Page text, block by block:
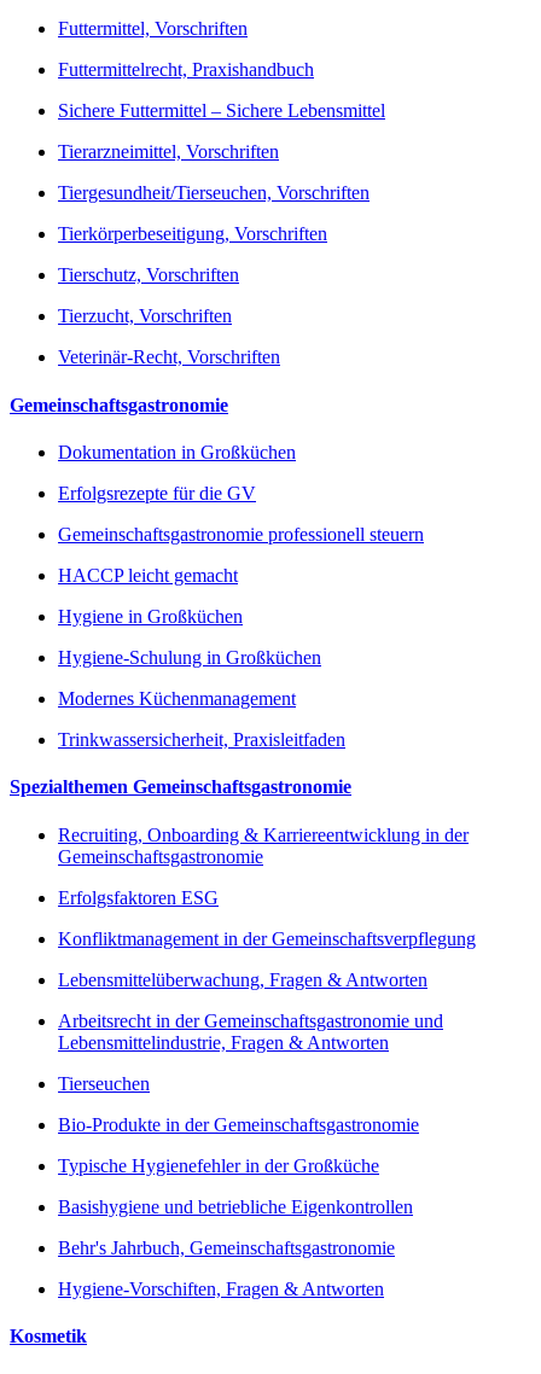
Futtermittel, Vorschriften
Futtermittelrecht, Praxishandbuch
Sichere Futtermittel – Sichere Lebensmittel
Tierarzneimittel, Vorschriften
Tiergesundheit/Tierseuchen, Vorschriften
Tierkörperbeseitigung, Vorschriften
Tierschutz, Vorschriften
Tierzucht, Vorschriften
Veterinär-Recht, Vorschriften
Gemeinschaftsgastronomie
Dokumentation in Großküchen
Erfolgsrezepte für die GV
Gemeinschaftsgastronomie professionell steuern
HACCP leicht gemacht
Hygiene in Großküchen
Hygiene-Schulung in Großküchen
Modernes Küchenmanagement
Trinkwassersicherheit, Praxisleitfaden
Spezialthemen Gemeinschaftsgastronomie
Recruiting, Onboarding & Karriereentwicklung in der
Gemeinschaftsgastronomie
Erfolgsfaktoren ESG
Konfliktmanagement in der Gemeinschaftsverpflegung
Lebensmittelüberwachung, Fragen & Antworten
Arbeitsrecht in der Gemeinschaftsgastronomie und
Lebensmittelindustrie, Fragen & Antworten
Tierseuchen
Bio-Produkte in der Gemeinschaftsgastronomie
Typische Hygienefehler in der Großküche
Basishygiene und betriebliche Eigenkontrollen
Behr's Jahrbuch, Gemeinschaftsgastronomie
Hygiene-Vorschiften, Fragen & Antworten
Kosmetik